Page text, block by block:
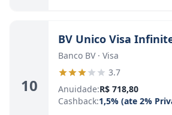
10
BV Unico Visa
Banco BV · Visa
3.7
Anuidade:R$ 718,80
Cashback:1,5% (ate 2%